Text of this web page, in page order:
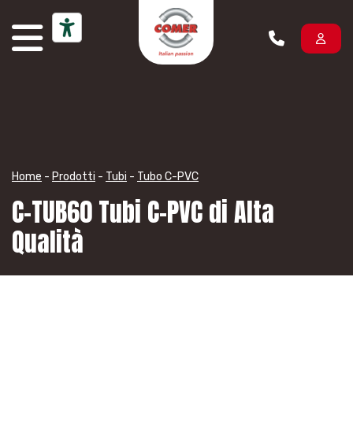
Home - Prodotti - Tubi - Tubo C-PVC
C-TUB60 Tubi C-PVC di Alta
Qualità